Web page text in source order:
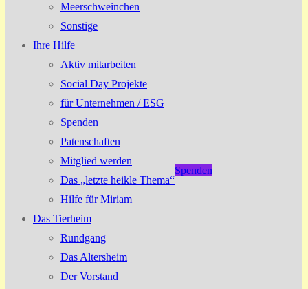
Meerschweinchen
Sonstige
Ihre Hilfe
Aktiv mitarbeiten
Social Day Projekte
für Unternehmen / ESG
Spenden
Patenschaften
Mitglied werden
Das „letzte heikle Thema“
Hilfe für Miriam
Das Tierheim
Rundgang
Das Altersheim
Der Vorstand
Spenden